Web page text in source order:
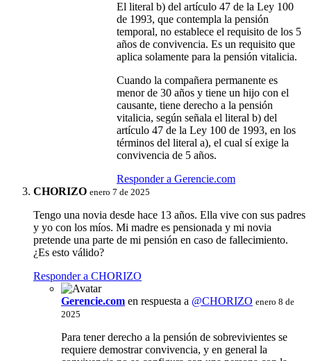
El literal b) del artículo 47 de la Ley 100
de 1993, que contempla la pensión
temporal, no establece el requisito de los 5
años de convivencia. Es un requisito que
aplica solamente para la pensión vitalicia.
Cuando la compañera permanente es
menor de 30 años y tiene un hijo con el
causante, tiene derecho a la pensión
vitalicia, según señala el literal b) del
artículo 47 de la Ley 100 de 1993, en los
términos del literal a), el cual sí exige la
convivencia de 5 años.
Responder a Gerencie.com
CHORIZO enero 7 de 2025
Tengo una novia desde hace 13 años. Ella vive con sus padres
y yo con los míos. Mi madre es pensionada y mi novia
pretende una parte de mi pensión en caso de fallecimiento.
¿Es esto válido?
Responder a CHORIZO
Gerencie.com en respuesta a @CHORIZO enero 8 de
2025
Para tener derecho a la pensión de sobrevivientes se
requiere demostrar convivencia, y en general la